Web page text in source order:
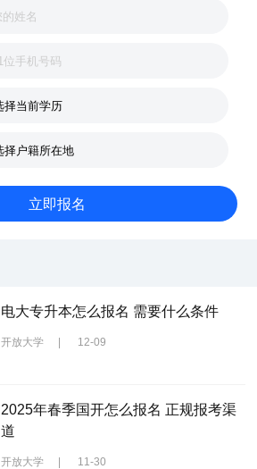
电大专升本怎么报名 需要什么条件
开放大学 | 12-09
2025年春季国开怎么报名 正规报考渠
道
开放大学 | 11-30